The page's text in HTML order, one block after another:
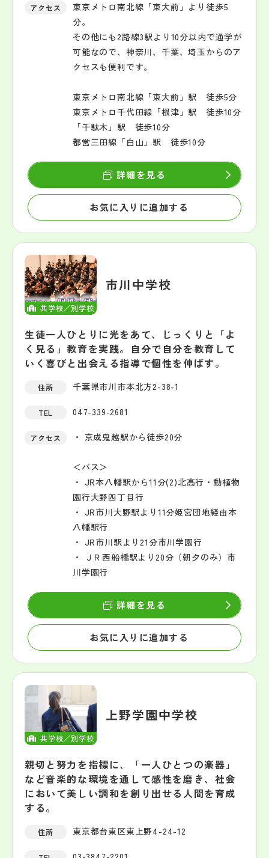
アクセス
東京メトロ南北線「東大前」より徒歩5
分。
その他にも2路線3駅より10分以内で通学が
可能なので、神奈川、千葉、埼玉からのア
クセスも便利です。
東京メトロ南北線「東大前」駅 徒歩5分
東京メトロ千代田線「根津」駅 徒歩10分
「千駄木」駅 徒歩10分
都営三田線「白山」駅 徒歩10分
お気に入りに追加する
詳細を見る
共学校／別学校
市川中学校
生徒一人ひとりに光をあて、じっくりと「よ
く見る」教育を実践。自分で自分を教育して
いく喜びと出会える指導で個性を伸ばす。
住所 千葉県市川市本北方2-38-1
TEL 047-339-2681
アクセス ・ 京成鬼越駅から徒歩20分
＜バス＞
・ JR本八幡駅から11分(2)北高行・動植物
園行大野四丁目行
・ JR市川大野駅より11分姫宮団地経由本
八幡駅行
・ JR市川駅より21分市川学園行
・ ＪＲ西船橋駅より20分（朝夕のみ）市
川学園行
お気に入りに追加する
詳細を見る
共学校／別学校
上野学園中学校
親切と努力を指標に、「一人ひとつの楽器」
など音楽的な環境を通して感性を磨き、社会
において美しい調和を創り出せる人間を育成
する。
住所 東京都台東区東上野4-24-12